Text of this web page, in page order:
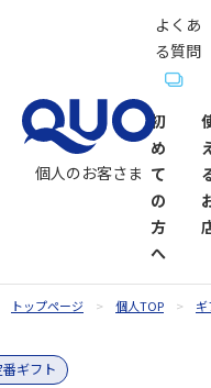
個人のお客さま
初
め
て
の
方
へ
ドが使え
ド
ラム一覧
ドオンラ
よくあ
る質問
トップページ 個人TOP
ギフト